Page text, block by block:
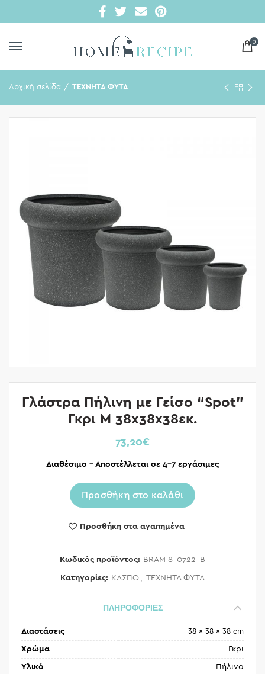
0
Αρχική σελίδα ΤΕΧΝΗΤΑ ΦΥΤΑ
Γλάστρα Πήλινη με Γείσο “Spot”
Γκρι M 38x38x38εκ.
73,20€
Διαθέσιμο – Αποστέλλεται σε 4-7 εργάσιμες
Προσθήκη στο καλάθι
Προσθήκη στα αγαπημένα
Κωδικός προϊόντος: BRAM 8_0722_B
Κατηγορίες: ΚΑΣΠΟ , ΤΕΧΝΗΤΑ ΦΥΤΑ
ΠΛΗΡΟΦΟΡΙΕΣ
Διαστάσεις 38 × 38 × 38 cm
Χρώμα Γκρι
Υλικό Πήλινο